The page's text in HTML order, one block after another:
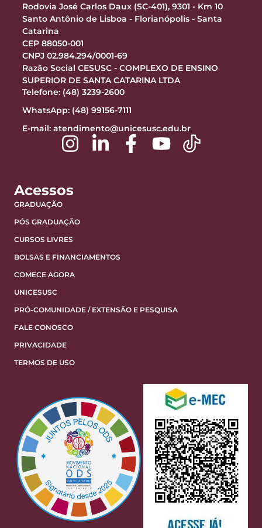
Rodovia José Carlos Daux (SC-401), 9301 - Km 10
Santo Antônio de Lisboa - Florianópolis - Santa
Catarina
CEP 88050-001
CNPJ 02.984.294/0001-69
Razão Social CESUSC - COMPLEXO DE ENSINO
SUPERIOR DE SANTA CATARINA LTDA
Telefone: (48) 3239-2600
WhatsApp: (48) 99156-7111
E-mail: atendimento@unicesusc.edu.br
Acessos
GRADUAÇÃO
PÓS GRADUAÇÃO
CURSOS LIVRES
BOLSAS E FINANCIAMENTOS
COMECE AGORA
UNICESUSC
PRÓ-COMUNIDADE / EXTENSÃO E PESQUISA
FALE CONOSCO
PRIVACIDADE
TERMOS DE USO